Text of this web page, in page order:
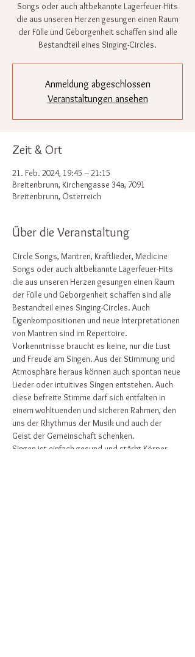
Songs oder auch altbekannte Lagerfeuer-Hits
die aus unseren Herzen gesungen einen Raum
der Fülle und Geborgenheit schaffen sind alle
Bestandteil eines Singing-Circles.
Anmeldung abgeschlossen
Veranstaltungen ansehen
Zeit & Ort
21. Feb. 2024, 19:45 – 21:15
Breitenbrunn, Kirchengasse 34a, 7091
Breitenbrunn, Österreich
Über die Veranstaltung
Circle Songs, Mantren, Kraftlieder, Medicine
Songs oder auch altbekannte Lagerfeuer-Hits
die aus unseren Herzen gesungen einen Raum
der Fülle und Geborgenheit schaffen sind alle
Bestandteil eines Singing-Circles. Auch
Eigenkompositionen und neue Interpretationen
von Mantren sind im Repertoire.
Vorkenntnisse braucht es keine, nur die Lust
und Freude am Singen. Aus der Stimmung und
Atmosphäre heraus können auch spontan neue
Lieder oder intuitives Singen entstehen. Auch
diese befreite Stimme darf sich entfalten in
einem wohltuenden und sicheren Rahmen, den
uns der Rhythmus der Musik und auch der
Geist der Gemeinschaft schenken.
Singen ist einfach gesund und stärkt Körper,